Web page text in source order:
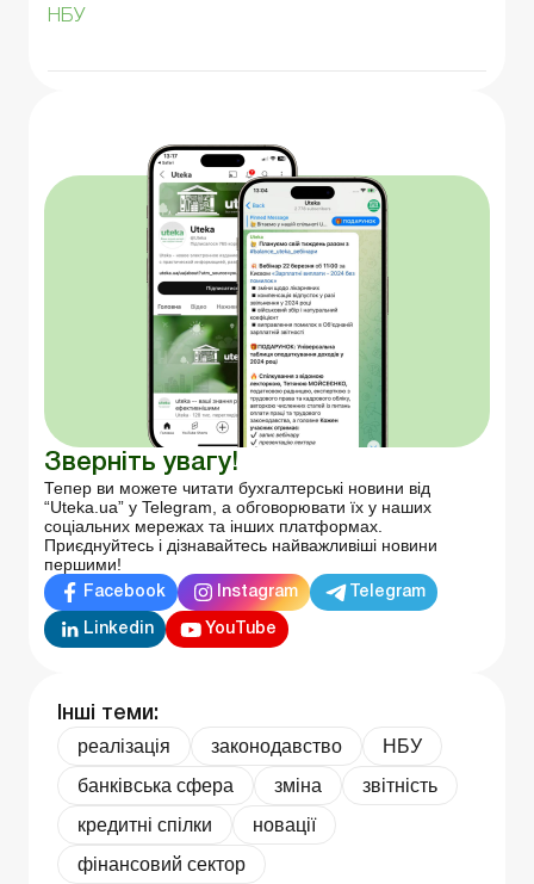
НБУ
Зверніть увагу!
Тепер ви можете читати бухгалтерські новини від
“Uteka.ua” у Telegram, а обговорювати їх у наших
соціальних мережах та інших платформах.
Приєднуйтесь і дізнавайтесь найважливіші новини
першими!
Facebook Instagram Telegram
Linkedin YouTube
Інші теми:
реалізація законодавство
НБУ
банківська сфера
зміна
звітність
кредитні спілки
новації
фінансовий сектор